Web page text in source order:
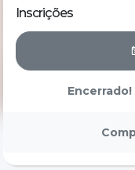
Inscrições
Encerrado!